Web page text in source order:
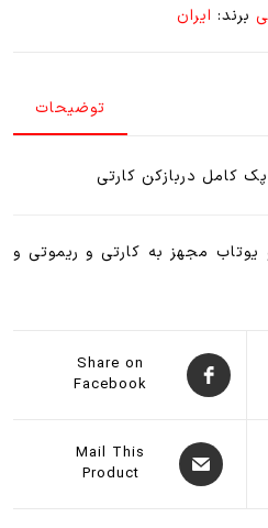
برند: ایران
توضیحات
کامل دربازکن کارتی
یوتاب مجهز به کارتی و ریموتی و
Share on
Facebook
Mail This
Product